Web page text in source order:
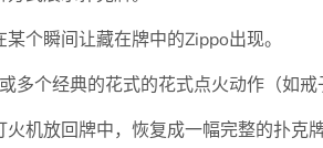
个瞬间让藏在牌中的Zippo出现。
多个经典的花式的花式点火动作（如戒
机放回牌中，恢复成一幅完整的扑克牌